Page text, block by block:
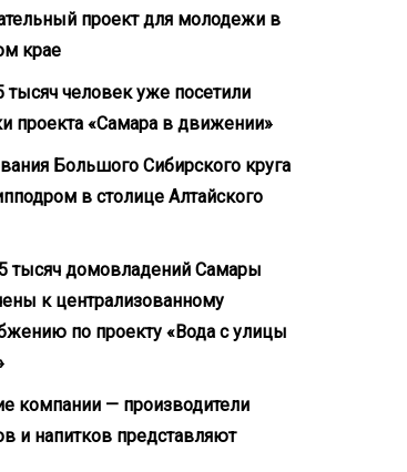
проект для молодежи в
крае
тысяч человек уже посетили
проекта «Самара в движении»
Большого Сибирского круга
в столице Алтайского
тысяч домовладений Самары
к централизованному
по проекту «Вода с улицы
компании — производители
и напитков представляют